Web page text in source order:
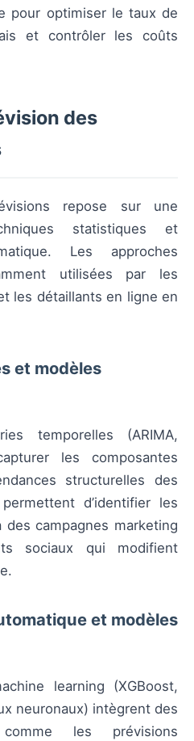
pour optimiser le taux de
et contrôler les coûts
des
repose sur une
statistiques et
Les approches
utilisées par les
les détaillants en ligne en
et modèles
temporelles (ARIMA,
les composantes
structurelles des
d’identifier les
campagnes marketing
sociaux qui modifient
et modèles
learning (XGBoost,
neuronaux) intègrent des
les prévisions